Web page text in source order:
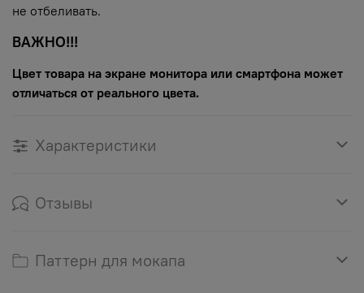
не отбеливать.
ВАЖНО!!!
Цвет товара на экране монитора или смартфона может
отличаться от реального цвета.
Характеристики
Отзывы
Паттерн для мокапа